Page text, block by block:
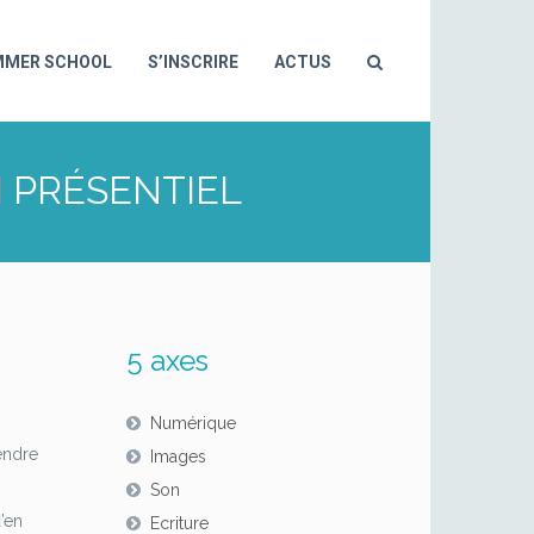
SCHOOL S’INSCRIRE ACTUS
5 axes
Numérique
Images
Son
Ecriture